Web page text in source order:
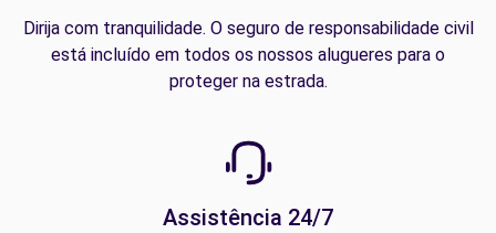
Dirija com tranquilidade. O seguro de responsabilidade civil
está incluído em todos os nossos alugueres para o
proteger na estrada.
Assistência 24/7